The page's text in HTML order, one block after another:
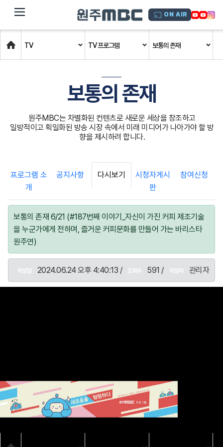
dehaze ON AIR
Home
TV TV 프로그램 보통의 존재
보통의 존재
원주MBC는 차별화된 컨텐츠로 새로운 세상을 창조하고
일방적이고 획일화된 방송 시장 속에서 미래 미디어가 나아가야 할 방
향을 제시하려 합니다.
프로그램 소
개
공지사항 다시보기
시청자게시
판
참여신청
보통의 존재 6/21 (#187번째 이야기_자신이 가진 커피 제조기술
을 누군가에게 전하며, 즐거운 커피문화를 만들어 가는 바리스타
원주연)
작성일 2024.06.24 오후 4:40:13 / 조회수 591 / 작성자 관리자
Home